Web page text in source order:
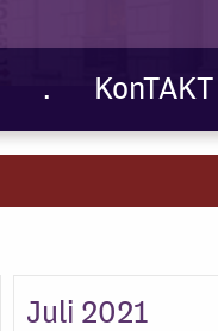
. KonTAKT
Juli 2021